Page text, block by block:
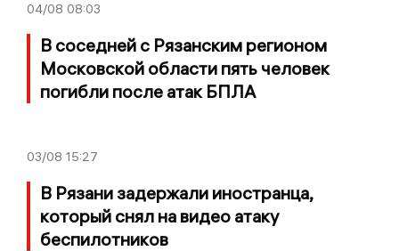
04/08 08:03
В соседней с Рязанским регионом
Московской области пять человек
погибли после атак БПЛА
03/08 15:27
В Рязани задержали иностранца,
который снял на видео атаку
беспилотников